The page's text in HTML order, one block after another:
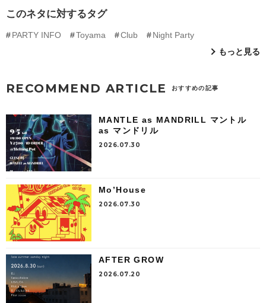
このネタに対するタグ
PARTY INFO Toyama Club
Night Party
もっと見る
RECOMMEND ARTICLE おすすめの記事
MANTLE as MANDRILL マントル
as マンドリル
2026.07.30
Mo’House
2026.07.30
AFTER GROW
2026.07.20